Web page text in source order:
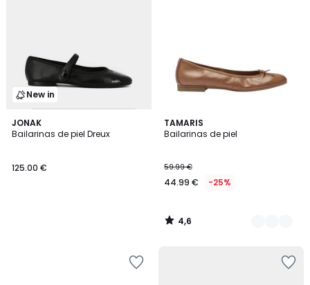
New in
JONAK
Bailarinas de piel Dreux
125.00 €
TAMARIS
Bailarinas de piel
59.99 €
44.99 € -25%
4,6
/ 5
3
Colores
4,6
/